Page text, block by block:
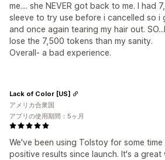
me.... she NEVER got back to me. I had
sleeve to try use before i cancelled so i
and once again tearing my hair out.
lose the 7,500 tokens than my sanity.
Overall- a bad experience.
We've been using Tolstoy for some
positive results since launch. It's a
Lack of Color [US]
アメリカ合衆国
アプリの使用期間：5ヶ月